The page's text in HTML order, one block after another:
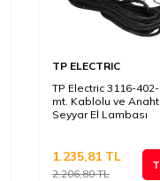
TP ELECTRIC
TP Electric 3116-
mt. Kablolu ve
Seyyar El Lambası
2.206,80TL
1.235,81 TL